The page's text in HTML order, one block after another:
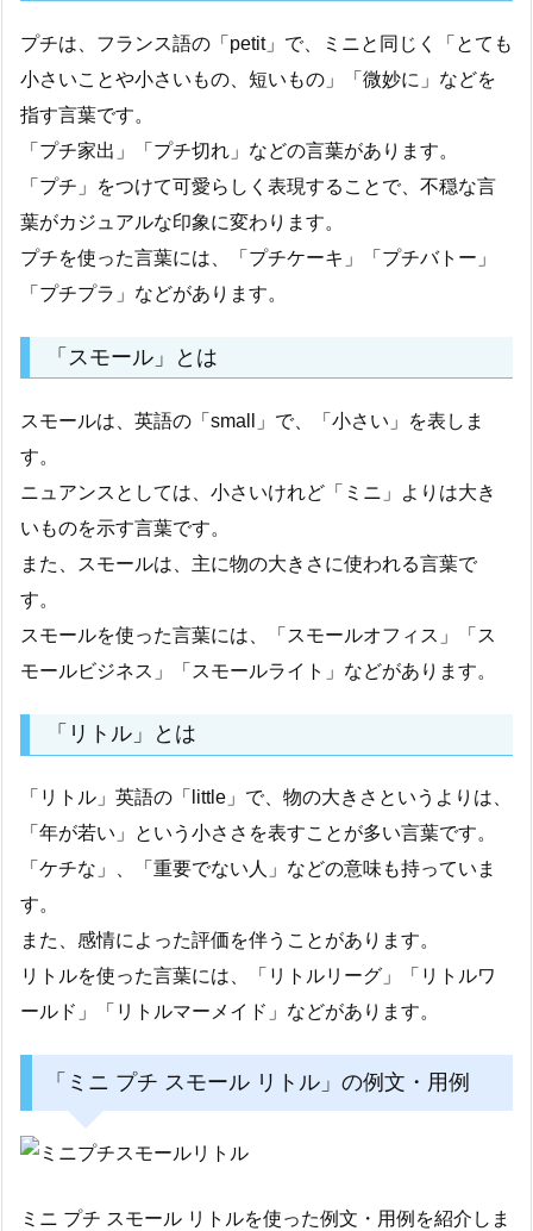
プチは、フランス語の「petit」で、ミニと同じく「とても
小さいことや小さいもの、短いもの」「微妙に」などを
指す言葉です。
「プチ家出」「プチ切れ」などの言葉があります。
「プチ」をつけて可愛らしく表現することで、不穏な言
葉がカジュアルな印象に変わります。
プチを使った言葉には、「プチケーキ」「プチバトー」
「プチプラ」などがあります。
「スモール」とは
スモールは、英語の「small」で、「小さい」を表しま
す。
ニュアンスとしては、小さいけれど「ミニ」よりは大き
いものを示す言葉です。
また、スモールは、主に物の大きさに使われる言葉で
す。
スモールを使った言葉には、「スモールオフィス」「ス
モールビジネス」「スモールライト」などがあります。
「リトル」とは
「リトル」英語の「little」で、物の大きさというよりは、
「年が若い」という小ささを表すことが多い言葉です。
「ケチな」、「重要でない人」などの意味も持っていま
す。
また、感情によった評価を伴うことがあります。
リトルを使った言葉には、「リトルリーグ」「リトルワ
ールド」「リトルマーメイド」などがあります。
「ミニ プチ スモール リトル」の例文・用例
ミニ プチ スモール リトルを使った例文・用例を紹介しま